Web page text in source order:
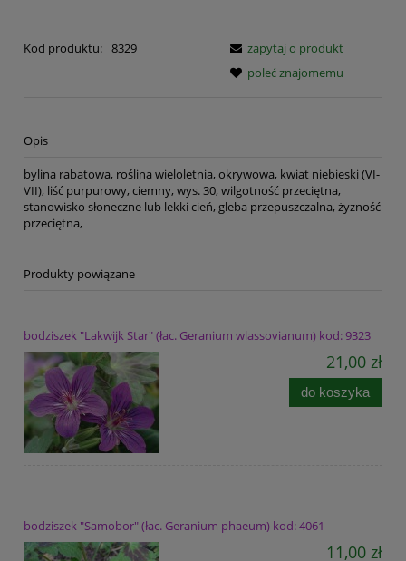
Kod produktu: 8329
zapytaj o produkt
poleć znajomemu
Opis
bylina rabatowa, roślina wieloletnia, okrywowa, kwiat niebieski (VI-
VII), liść purpurowy, ciemny, wys. 30, wilgotność przeciętna,
stanowisko słoneczne lub lekki cień, gleba przepuszczalna, żyzność
przeciętna,
Produkty powiązane
bodziszek "Lakwijk Star" (łac. Geranium wlassovianum) kod: 9323
21,00 zł
do koszyka
bodziszek "Samobor" (łac. Geranium phaeum) kod: 4061
11,00 zł